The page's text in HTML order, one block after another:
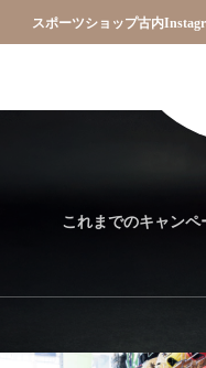
スポーツショップ古内
これまでのキャン